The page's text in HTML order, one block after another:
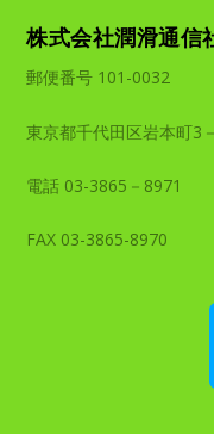
株式会社潤滑通信
郵便番号 101-0032
東京都千代田区岩本町3
電話 03-3865－8971
FAX 03-3865-8970